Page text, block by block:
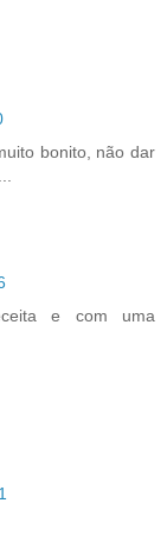
bonito, não dar
e com uma